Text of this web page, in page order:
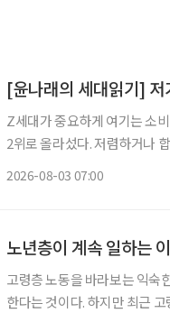
[윤나래의 세대읽기]
Z세대가 중요하게 여기는 소
2위로 올라섰다. 저렴하거나
2026-08-03 07:00
노년층이 계속 일하는
고령층 노동을 바라보는 익숙
한다는 것이다. 하지만 최근 고령층 노동시장은 이러한 인식으로 설명하기 어려운 변화가 나